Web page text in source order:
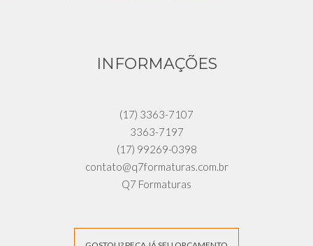
INFORMAÇÕES
(17) 3363-7107
3363-7197
(17) 99269-0398
contato@q7formaturas.com.br
Q7 Formaturas